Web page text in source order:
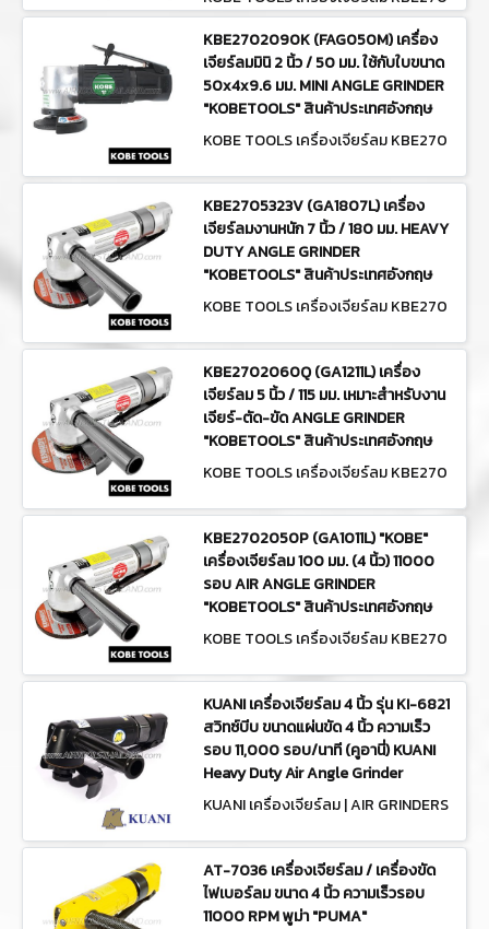
1200K (FCT076)
KBE2702090K (FAG050M) เครื่อง
เจียร์ลมมินิ 2 นิ้ว / 50 มม. ใช้กับใบขนาด
50x4x9.6 มม. MINI ANGLE GRINDER
"KOBETOOLS" สินค้าประเทศอังกฤษ
KOBE TOOLS เครื่องเจียร์ลม KBE270
KBE2705323V (GA1807L) เครื่อง
เจียร์ลมงานหนัก 7 นิ้ว / 180 มม. HEAVY
DUTY ANGLE GRINDER
"KOBETOOLS" สินค้าประเทศอังกฤษ
KOBE TOOLS เครื่องเจียร์ลม KBE270
KBE2702060Q (GA1211L) เครื่อง
เจียร์ลม 5 นิ้ว / 115 มม. เหมาะสำหรับงาน
เจียร์-ตัด-ขัด ANGLE GRINDER
"KOBETOOLS" สินค้าประเทศอังกฤษ
KOBE TOOLS เครื่องเจียร์ลม KBE270
KBE2702050P (GA1011L) "KOBE"
เครื่องเจียร์ลม 100 มม. (4 นิ้ว) 11000
รอบ AIR ANGLE GRINDER
"KOBETOOLS" สินค้าประเทศอังกฤษ
KOBE TOOLS เครื่องเจียร์ลม KBE270
KUANI เครื่องเจียร์ลม 4 นิ้ว รุ่น KI-6821
สวิทซ์บีบ ขนาดแผ่นขัด 4 นิ้ว ความเร็ว
รอบ 11,000 รอบ/นาที (คูอานี่) KUANI
Heavy Duty Air Angle Grinder
KUANI เครื่องเจียร์ลม | AIR GRINDERS
AT-7036 เครื่องเจียร์ลม / เครื่องขัด
ไฟเบอร์ลม ขนาด 4 นิ้ว ความเร็วรอบ
11000 RPM พูม่า "PUMA"